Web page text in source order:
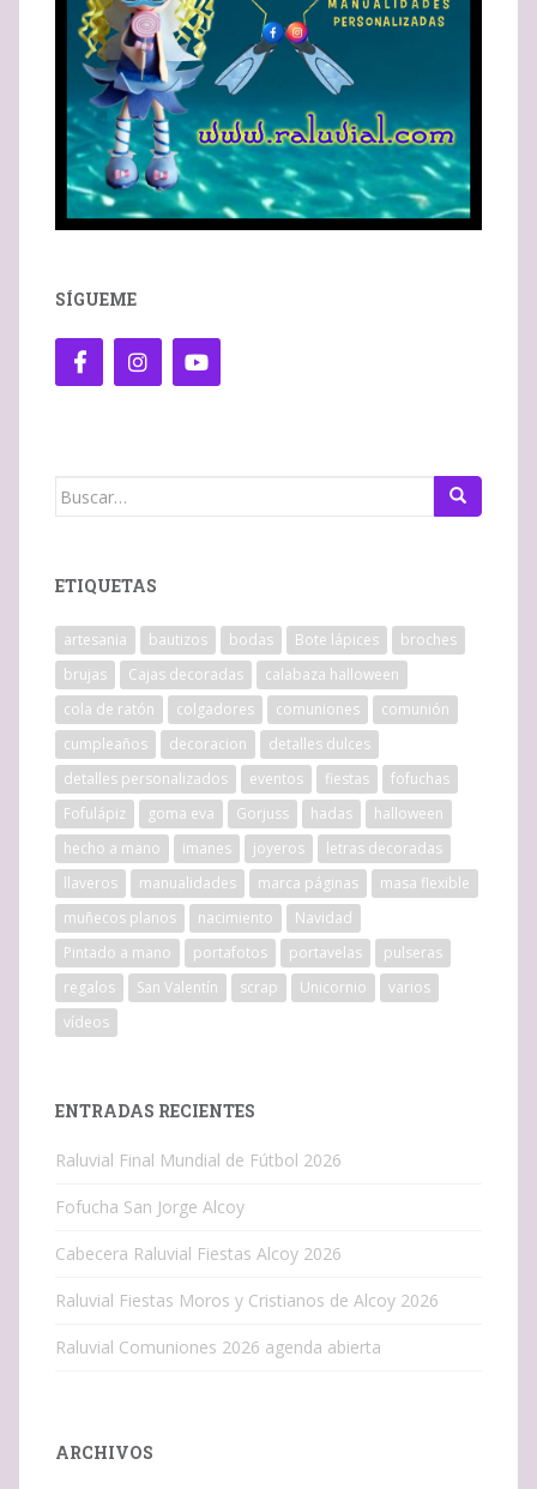
SÍGUEME
Buscar:
ETIQUETAS
artesania bautizos bodas Bote lápices
broches
brujas
Cajas decoradas
calabaza halloween
cola de ratón
colgadores comuniones
comunión
cumpleaños
decoracion
detalles dulces
detalles personalizados
eventos fiestas
fofuchas
Fofulápiz
goma eva Gorjuss hadas
halloween
hecho a mano
imanes joyeros
letras decoradas
llaveros
manualidades marca páginas
masa flexible
muñecos planos
nacimiento
Navidad
Pintado a mano
portafotos portavelas
pulseras
regalos
San Valentín scrap Unicornio
varios
vídeos
ENTRADAS RECIENTES
Raluvial Final Mundial de Fútbol 2026
Fofucha San Jorge Alcoy
Cabecera Raluvial Fiestas Alcoy 2026
Raluvial Fiestas Moros y Cristianos de Alcoy 2026
Raluvial Comuniones 2026 agenda abierta
ARCHIVOS